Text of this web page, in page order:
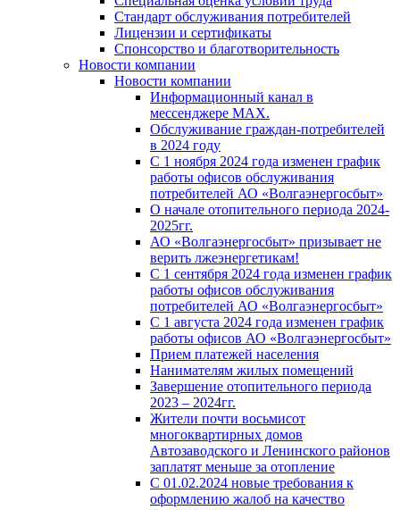
Стандарт обслуживания потребителей
Лицензии и сертификаты
Спонсорство и благотворительность
Новости компании
Новости компании
Информационный канал в
мессенджере MAX.
Обслуживание граждан-потребителей
в 2024 году
С 1 ноября 2024 года изменен график
работы офисов обслуживания
потребителей АО «Волгаэнергосбыт»
О начале отопительного периода 2024-
2025гг.
АО «Волгаэнергосбыт» призывает не
верить лжеэнергетикам!
С 1 сентября 2024 года изменен график
работы офисов обслуживания
потребителей АО «Волгаэнергосбыт»
С 1 августа 2024 года изменен график
работы офисов АО «Волгаэнергосбыт»
Прием платежей населения
Нанимателям жилых помещений
Завершение отопительного периода
2023 – 2024гг.
Жители почти восьмисот
многоквартирных домов
Автозаводского и Ленинского районов
заплатят меньше за отопление
С 01.02.2024 новые требования к
оформлению жалоб на качество